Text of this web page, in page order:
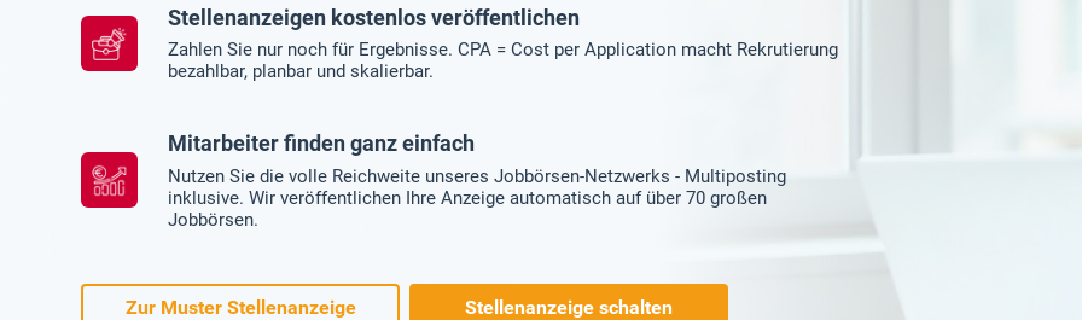
Stellenanzeigen kostenlos veröffentlichen
Zahlen Sie nur noch für Ergebnisse. CPA = Cost per Application macht Rekrutierung
bezahlbar, planbar und skalierbar.
Mitarbeiter finden ganz einfach
Nutzen Sie die volle Reichweite unseres Jobbörsen-Netzwerks - Multiposting
inklusive. Wir veröffentlichen Ihre Anzeige automatisch auf über 70 großen
Jobbörsen.
Zur Muster Stellenanzeige Stellenanzeige schalten